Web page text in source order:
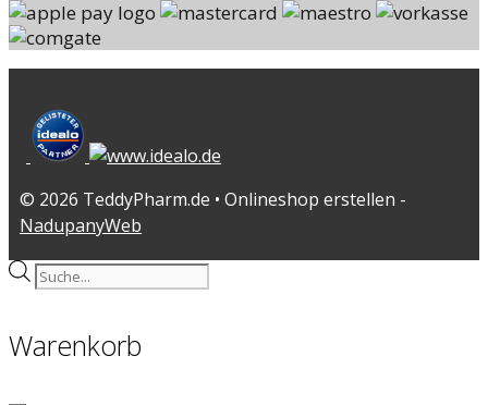
© 2026 TeddyPharm.de • Onlineshop erstellen -
NadupanyWeb
Products
Warenkorb